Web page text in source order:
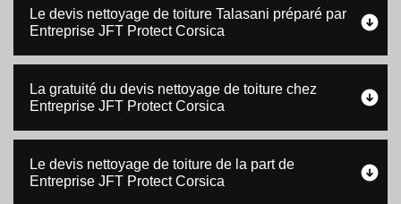
Le devis nettoyage de toiture Talasani préparé par
Entreprise JFT Protect Corsica
La gratuité du devis nettoyage de toiture chez
Entreprise JFT Protect Corsica
Le devis nettoyage de toiture de la part de
Entreprise JFT Protect Corsica